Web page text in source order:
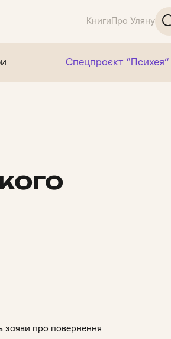
Книги Про Уляну
Спецпроєкт “Психея”
заяви про повернення